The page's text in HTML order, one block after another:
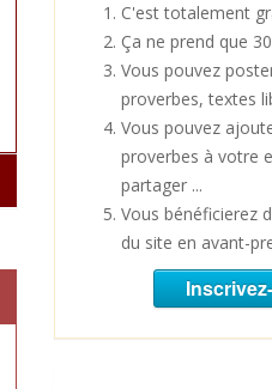
C'est totalement
Ça ne prend que
Vous pouvez
proverbes, textes
Vous pouvez
proverbes à votre
partager ...
Vous bénéficierez
du site en avant-